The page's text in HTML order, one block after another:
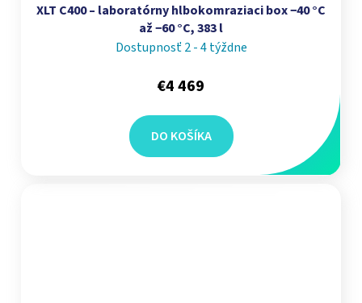
XLT C400 – laboratórny hlbokomraziaci box −40 °C
až −60 °C, 383 l
Dostupnosť 2 - 4 týždne
€4 469
DO KOŠÍKA